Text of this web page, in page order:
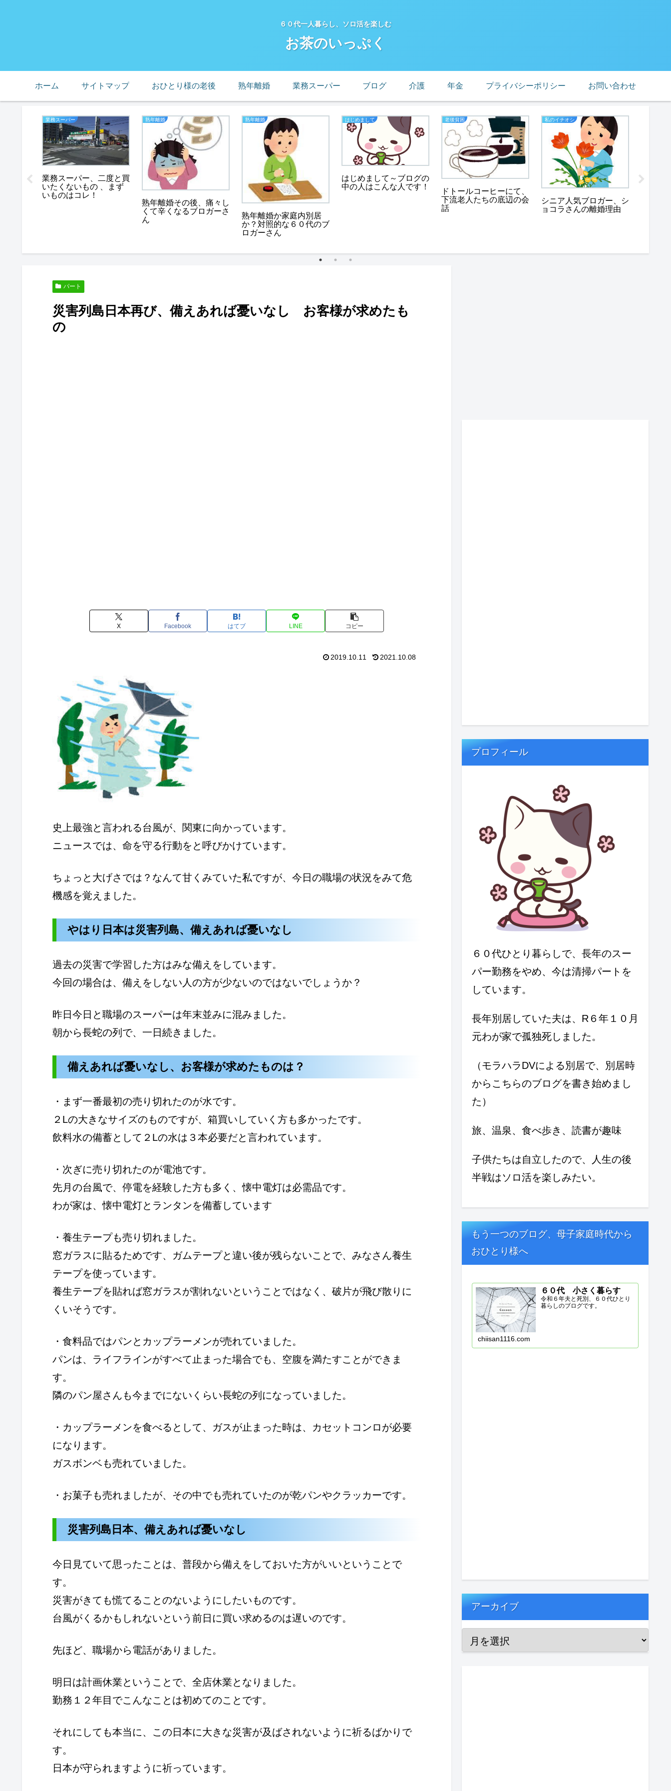
６０代一人暮らし、ソロ活を楽しむ
お茶のいっぷく
ホーム サイトマップ おひとり様の老後 熟年離婚 業務スーパー ブログ 介護 年金 プライバシーポリシー お問い合わせ
業務スーパー
業務スーパー、二度と買
いたくないもの 、まず
いものはコレ！
熟年離婚
熟年離婚その後、痛々し
くて辛くなるブロガーさ
ん
熟年離婚
熟年離婚か家庭内別居
か？対照的な６０代のブ
ロガーさん
はじめまして
はじめまして～ブログの
中の人はこんな人です！
老後貧困
ドトールコーヒーにて、
下流老人たちの底辺の会
話
私のイチオシ
シニア人気ブロガー、シ
ョコラさんの離婚理由
強欲？
パート
災害列島日本再び、備えあれば憂いなし お客様が求めたも
の
X Facebook はてブ LINE コピー
2019.10.11 2021.10.08
史上最強と言われる台風が、関東に向かっています。
ニュースでは、命を守る行動をと呼びかけています。
ちょっと大げさでは？なんて甘くみていた私ですが、今日の職場の状況をみて危
機感を覚えました。
やはり日本は災害列島、備えあれば憂いなし
過去の災害で学習した方はみな備えをしています。
今回の場合は、備えをしない人の方が少ないのではないでしょうか？
昨日今日と職場のスーパーは年末並みに混みました。
朝から長蛇の列で、一日続きました。
備えあれば憂いなし、お客様が求めたものは？
・まず一番最初の売り切れたのが水です。
２Lの大きなサイズのものですが、箱買いしていく方も多かったです。
飲料水の備蓄として２Lの水は３本必要だと言われています。
・次ぎに売り切れたのが電池です。
先月の台風で、停電を経験した方も多く、懐中電灯は必需品です。
わが家は、懐中電灯とランタンを備蓄しています
・養生テープも売り切れました。
窓ガラスに貼るためです、ガムテープと違い後が残らないことで、みなさん養生
テープを使っています。
養生テープを貼れば窓ガラスが割れないということではなく、破片が飛び散りに
くいそうです。
・食料品ではパンとカップラーメンが売れていました。
パンは、ライフラインがすべて止まった場合でも、空腹を満たすことができま
す。
隣のパン屋さんも今までにないくらい長蛇の列になっていました。
・カップラーメンを食べるとして、ガスが止まった時は、カセットコンロが必要
になります。
ガスボンベも売れていました。
・お菓子も売れましたが、その中でも売れていたのが乾パンやクラッカーです。
災害列島日本、備えあれば憂いなし
今日見ていて思ったことは、普段から備えをしておいた方がいいということで
す。
災害がきても慌てることのないようにしたいものです。
台風がくるかもしれないという前日に買い求めるのは遅いのです。
先ほど、職場から電話がありました。
明日は計画休業ということで、全店休業となりました。
勤務１２年目でこんなことは初めてのことです。
それにしても本当に、この日本に大きな災害が及ばされないように祈るばかりで
す。
日本が守られますように祈っています。
プロフィール
６０代ひとり暮らしで、長年のスー
パー勤務をやめ、今は清掃パートを
しています。
長年別居していた夫は、R６年１０月
元わが家で孤独死しました。
（モラハラDVによる別居で、別居時
からこちらのブログを書き始めまし
た）
旅、温泉、食べ歩き、読書が趣味
子供たちは自立したので、人生の後
半戦はソロ活を楽しみたい。
もう一つのブログ、母子家庭時代から
おひとり様へ
６０代 小さく暮らす
令和６年夫と死別、６０代ひとり
暮らしのブログです。
chiisan1116.com
アーカイブ